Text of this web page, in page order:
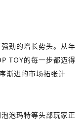
劲的增长势头。从年
TOY的每一步都迈得
渐进的市场拓张计
泡玛特等头部玩家正